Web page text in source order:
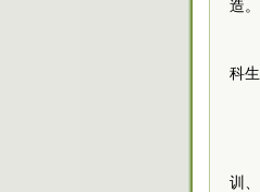
造。
科
训